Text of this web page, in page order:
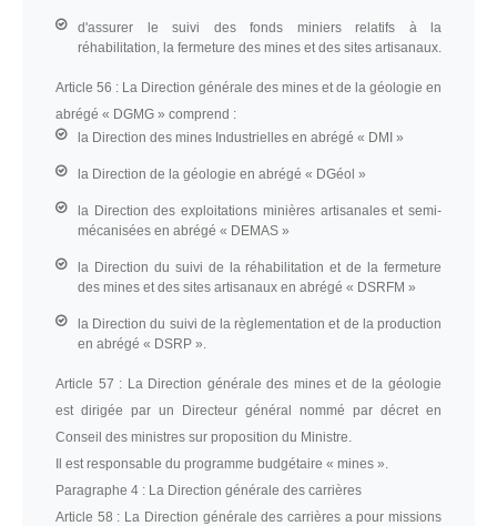
d'assurer le suivi des fonds miniers relatifs à la
réhabilitation, la fermeture des mines et des sites artisanaux.
Article 56 : La Direction générale des mines et de la géologie en
abrégé « DGMG » comprend :
la Direction des mines Industrielles en abrégé « DMI »
la Direction de la géologie en abrégé « DGéol »
la Direction des exploitations minières artisanales et semi-
mécanisées en abrégé « DEMAS »
la Direction du suivi de la réhabilitation et de la fermeture
des mines et des sites artisanaux en abrégé « DSRFM »
la Direction du suivi de la règlementation et de la production
en abrégé « DSRP ».
Article 57 : La Direction générale des mines et de la géologie
est dirigée par un Directeur général nommé par décret en
Conseil des ministres sur proposition du Ministre.
Il est responsable du programme budgétaire « mines ».
Paragraphe 4 : La Direction générale des carrières
Article 58 : La Direction générale des carrières a pour missions